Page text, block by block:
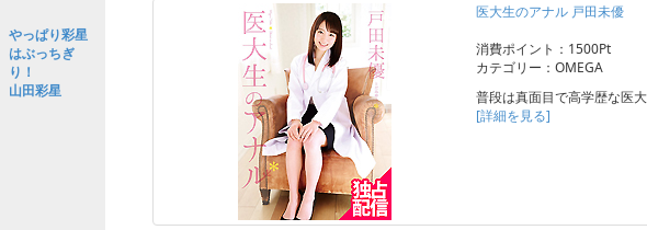
やっぱり彩星
はぶっちぎ
り！
山田彩星
医大生のアナル 戸田未優
消費ポイント：1500Pt
カテゴリー：OMEGA
普段は真面目で高学歴な医
[詳細を見る]